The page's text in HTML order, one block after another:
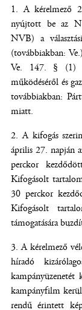
A kérelmező
nyújtott be az
NVB) a
(továbbiakban:
Ve. 147. § (1)
működéséről és
továbbiakban:
miatt.
A kifogás
április 27. napján
perckor
Kifogásolt
30 perckor
Kifogásolt
támogatására
A kérelmező
híradó
kampányüzenetét
kampányfilm
rendű érintett